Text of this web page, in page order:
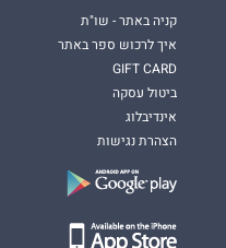
קניה באתר - שו"ת
איך לרכוש ספר באתר
GIFT CARD
ביטול עסקה
אינדיבלוג
הצהרת נגישות